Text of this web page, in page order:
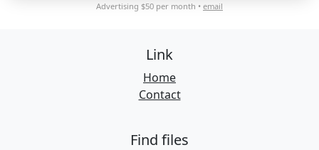
Advertising $50 per month • email
Link
Home
Contact
Find files